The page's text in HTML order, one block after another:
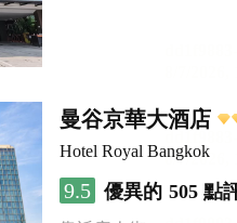
曼谷京華大酒店
Hotel Royal Bangkok
9.5 優異的 505 點